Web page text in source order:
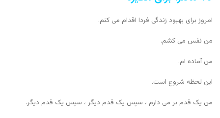
امروز برای بهبود زندگی فردا اقدام می کنم.
من نفس می کشم.
من آماده ام.
این لحظه شروع است.
من یک قدم بر می دارم ، سپس یک قدم دیگر ، سپس یک قدم دیگر.